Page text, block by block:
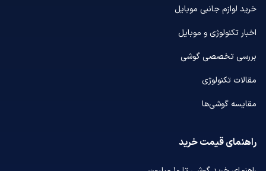
خرید لوازم جانبی موبایل
اخبار تکنولوژی و موبایل
بررسی تخصصی گوشی
مقالات تکنولوژی
مقایسه گوشی‌ها
راهنمای قیمت خرید